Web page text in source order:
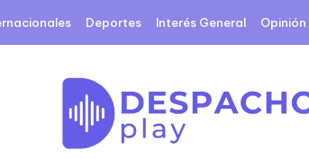
Deportes Interés General Opinión